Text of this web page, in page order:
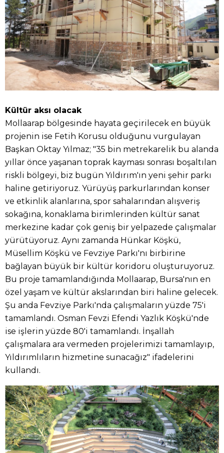
Kültür aksı olacak
Mollaarap bölgesinde hayata geçirilecek en büyük
projenin ise Fetih Korusu olduğunu vurgulayan
Başkan Oktay Yılmaz; "35 bin metrekarelik bu alanda
yıllar önce yaşanan toprak kayması sonrası boşaltılan
riskli bölgeyi, biz bugün Yıldırım'ın yeni şehir parkı
haline getiriyoruz. Yürüyüş parkurlarından konser
ve etkinlik alanlarına, spor sahalarından alışveriş
sokağına, konaklama birimlerinden kültür sanat
merkezine kadar çok geniş bir yelpazede çalışmalar
yürütüyoruz. Aynı zamanda Hünkar Köşkü,
Müsellim Köşkü ve Fevziye Parkı'nı birbirine
bağlayan büyük bir kültür koridoru oluşturuyoruz.
Bu proje tamamlandığında Mollaarap, Bursa'nın en
özel yaşam ve kültür akslarından biri haline gelecek.
Şu anda Fevziye Parkı'nda çalışmaların yüzde 75'i
tamamlandı. Osman Fevzi Efendi Yazlık Köşkü'nde
ise işlerin yüzde 80'i tamamlandı. İnşallah
çalışmalara ara vermeden projelerimizi tamamlayıp,
Yıldırımlıların hizmetine sunacağız" ifadelerini
kullandı.